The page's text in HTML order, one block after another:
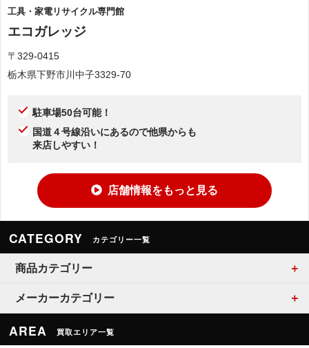
工具・家電リサイクル専門館
エコガレッジ
〒329-0415
栃木県下野市川中子3329-70
駐車場50台可能！
国道４号線沿いにあるので他県からも
来店しやすい！
店舗情報をもっと見る
CATEGORY カテゴリー一覧
商品カテゴリー
メーカーカテゴリー
AREA 買取エリア一覧